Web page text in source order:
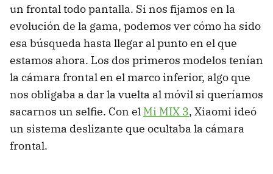
un frontal todo pantalla. Si nos fijamos en la
evolución de la gama, podemos ver cómo ha sido
esa búsqueda hasta llegar al punto en el que
estamos ahora. Los dos primeros modelos tenían
la cámara frontal en el marco inferior, algo que
nos obligaba a dar la vuelta al móvil si queríamos
sacarnos un selfie. Con el Mi MIX 3, Xiaomi ideó
un sistema deslizante que ocultaba la cámara
frontal.